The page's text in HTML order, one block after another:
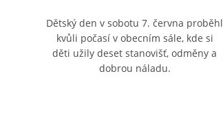
Dětský den v sobotu 7. června proběhl
kvůli počasí v obecním sále, kde si
děti užily deset stanovišť, odměny a
dobrou náladu.